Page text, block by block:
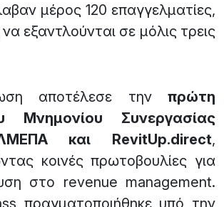
μέρος 120 επαγγελματίες,
να εξαντλούνται σε μόλις τρεις
αποτέλεσε την πρώτη
Μνημονίου Συνεργασίας
και RevitUp.direct,
κοινές πρωτοβουλίες για
στο revenue management.
πραγματοποιήθηκε υπό την